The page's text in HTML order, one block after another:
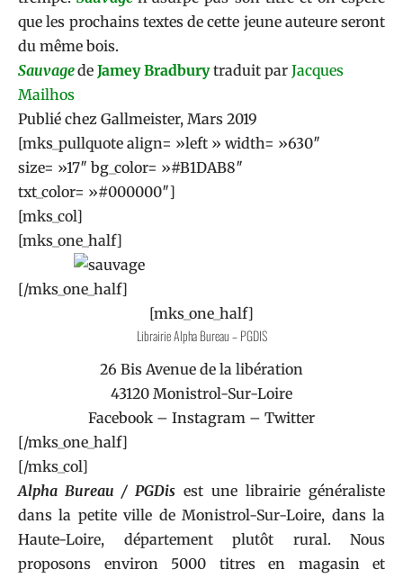
que les prochains textes de cette jeune auteure seront
du même bois.
Sauvagede Jamey Bradburytraduit par Jacques
Mailhos
Publié chez Gallmeister, Mars 2019
[mks_pullquote align= »left » width= »630″
size= »17″ bg_color= »#B1DAB8″
txt_color= »#000000″]
[mks_col]
[mks_one_half]
[/mks_one_half]
[mks_one_half]
Librairie Alpha Bureau – PGDIS
26 Bis Avenue de la libération
43120 Monistrol-Sur-Loire
Facebook – Instagram – Twitter
[/mks_one_half]
[/mks_col]
Alpha Bureau / PGDis est une librairie généraliste
dans la petite ville de Monistrol-Sur-Loire, dans la
Haute-Loire, département plutôt rural. Nous
proposons environ 5000 titres en magasin et